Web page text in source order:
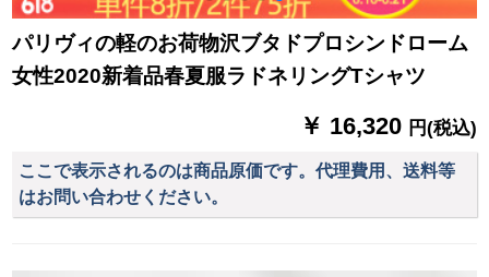
パリヴィの軽のお荷物沢ブタドプロシンドローム
女性2020新着品春夏服ラドネリングTシャツ
￥ 16,320 円(税込)
ここで表示されるのは商品原価です。代理費用、送料等
はお問い合わせください。